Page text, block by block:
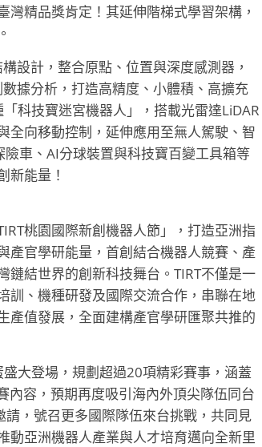
精品獎肯定！其延伸階梯式學習架構，
設計，整合原點、位置與深度感測器，
據分析，打造高精度、小體積、高擴充
科技寶迷宮機器人」，搭載光雷達LiDAR
全向移動控制，延伸應用至無人駕駛、智
車、AI分球裝置與科技寶百變工具箱等
新能量！
桃園國際新創機器人節」，打造亞洲指
產官學研能量，首創結合機器人競賽、產
結世界的創新科技舞台。TIRT不僅是一
訓、機種研發及國際交流合作，串聯在地
產值發展，全面建構產官學研匯聚共推的
大登場，規劃超過20項精彩賽事，涵蓋
內容，預期再度吸引海內外頂尖隊伍同台
，號召更多國際隊伍來台挑戰，共同見
動亞洲機器人產業與人才培育邁向全新里